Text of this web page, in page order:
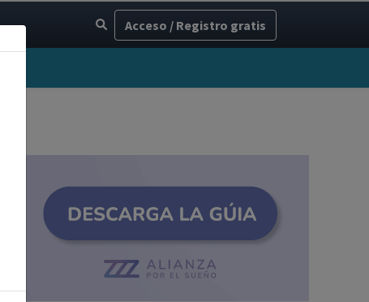
Acceso / Registro gratis